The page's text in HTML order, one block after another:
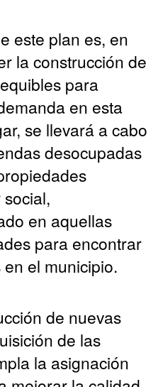
este plan es, en
la construcción de
para
en esta
se llevará a cabo
desocupadas
en aquellas
para encontrar
el municipio.
de nuevas
de las
la asignación